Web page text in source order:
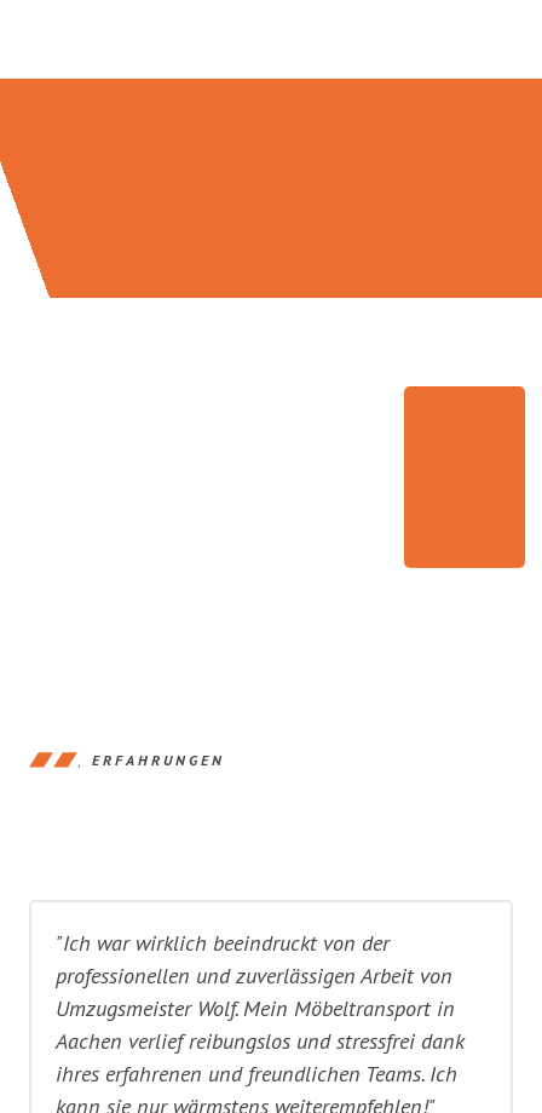
ERFAHRUNGEN
"Ich war wirklich beeindruckt von der
professionellen und zuverlässigen Arbeit von
Umzugsmeister Wolf. Mein Möbeltransport in
Aachen verlief reibungslos und stressfrei dank
ihres erfahrenen und freundlichen Teams. Ich
kann sie nur wärmstens weiterempfehlen!"